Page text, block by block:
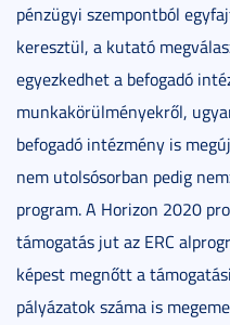
pénzügyi szempontból
keresztül, a kutató
egyezkedhet a befogadó
munkakörülményekről,
befogadó intézmény is
nem utolsósorban pedig
program. A Horizon 2020
támogatás jut az ERC
képest megnőtt a
pályázatok száma is